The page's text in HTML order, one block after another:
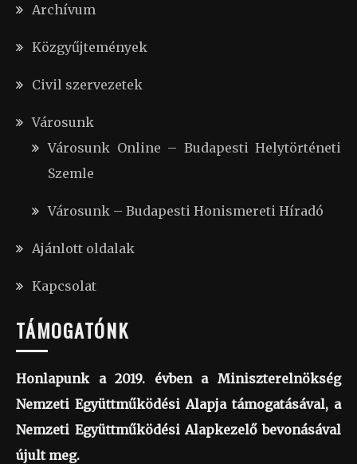
Archívum
Közgyűjtemények
Civil szervezetek
Városunk
Városunk Online – Budapesti Helytörténeti
Szemle
Városunk – Budapesti Honismereti Híradó
Ajánlott oldalak
Kapcsolat
TÁMOGATÓNK
Honlapunk a 2019. évben a Miniszterelnökség
Nemzeti Együttműködési Alapja támogatásával, a
Nemzeti Együttműködési Alapkezelő bevonásával
újult meg.